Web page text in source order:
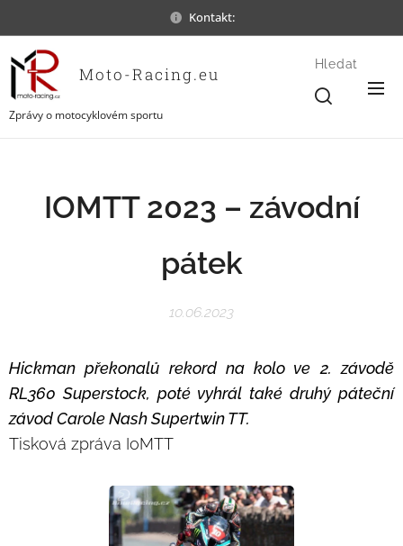
Kontakt:
Moto-Racing.eu
Zprávy o motocyklovém sportu
Hledat
IOMTT 2023 – závodní
pátek
10.06.2023
Hickman překonalů rekord na kolo ve 2. závodě
RL360 Superstock, poté vyhrál také druhý páteční
závod Carole Nash Supertwin TT.
Tisková zpráva IoMTT